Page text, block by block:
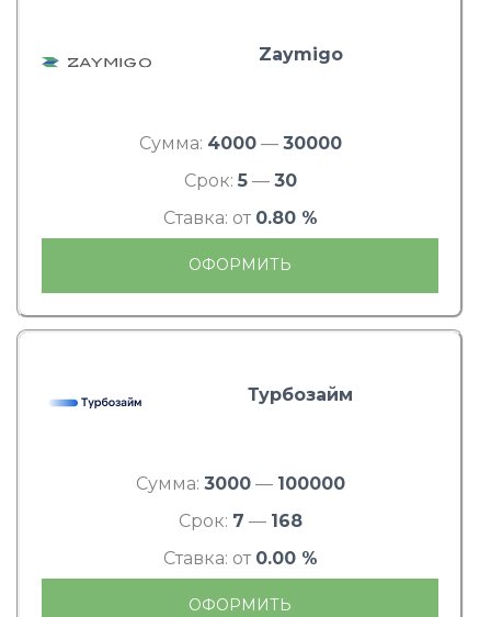
Zaymigo
Сумма: 4000— 30000
Срок: 5— 30
Ставка: от 0.80 %
ОФОРМИТЬ
Турбозайм
Сумма: 3000— 100000
Срок: 7 — 168
Ставка: от 0.00 %
ОФОРМИТЬ